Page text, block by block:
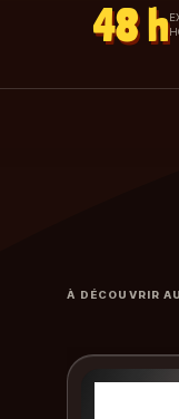
48 h
À DÉCOUVRIR